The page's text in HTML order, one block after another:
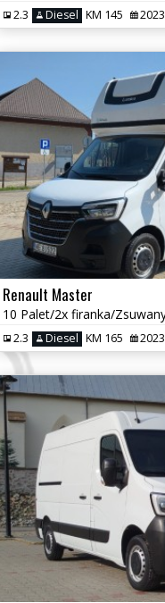
2.3 Diesel KM 145 2023
Renault Master
2.3 Diesel KM 165 2023